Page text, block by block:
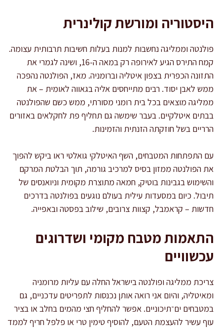
היסטוריה ומורשת קולינרית
פולנטה וממליגה נחשבות למנות בעלות חשיבות תרבותית עצומה.
קמח התירס הגיע לאירופה רק במאה ה-16, ושינה לגמרי את
התזונה הכפרית בצפון איטליה וברומניה. מאז, הפולנטה נהפכה
ממש לאבן יסוד. רבים מתייחסים אליה בגאווה לאומית – את
ממליגה מוצאים בכל בית רומני מסורתי, ממש כשם שהפולנטה
בבתים איטלקיים. בעבר שימשה גם תחליף פת לחקלאים באזורים
הרריים בשל חוזקתה הזנתית והזמינות.
עם התפתחות המטבחים, השף האיטלקי גואלטי ראו ביקש להפוך
את הפולנטה ממזון בסיס למרכיב גורמה, תוך הבלטת המרקם
והשימוש בגבינות בוטיק, חמאה מתוצרת מקומית וניואנסים של
תיבול. כיום במסעדות עילית בעולם נוגעים בפולנטה בדרכים
חדשות – קראמבל, קצוות צרובים, שילוב בפסטה ובאפייה.
התאמות מטבח מקומי ושדרוגים
עכשוויים
צריכת ממליגה ופולנטה בישראל החלה עם עליות מרומניה
ומאיטליה, והיום אני רואה אותן נכנסות לתפריטים עדכניים, גם
במטבחים ים־תיכוניים. אפשר להחליף חצי מהמים בחלב או בציר
עוף עשיר להעצמת הטעם, להוסיף טימין טרי או פלפל חריף לממד